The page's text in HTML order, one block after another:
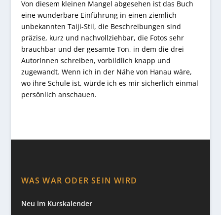
Von diesem kleinen Mangel abgesehen ist das Buch
eine wunderbare Einführung in einen ziemlich
unbekannten Taiji-Stil, die Beschreibungen sind
präzise, kurz und nachvollziehbar, die Fotos sehr
brauchbar und der gesamte Ton, in dem die drei
AutorInnen schreiben, vorbildlich knapp und
zugewandt. Wenn ich in der Nähe von Hanau wäre,
wo ihre Schule ist, würde ich es mir sicherlich einmal
persönlich anschauen.
WAS WAR ODER SEIN WIRD
Neu im Kurskalender